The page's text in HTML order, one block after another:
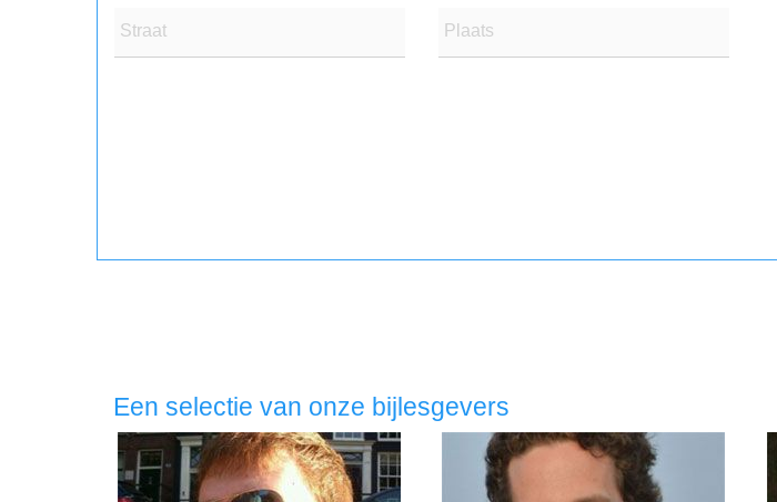
Straat Plaats
Een selectie van onze bijlesgevers